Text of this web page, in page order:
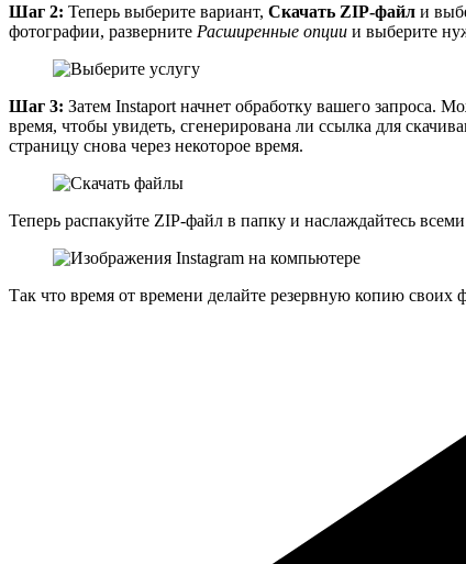
Шаг 2: Теперь выберите вариант, Скачать ZIP-файл и
фотографии, разверните Расширенные опции и выберите
Шаг 3: Затем Instaport начнет обработку вашего запроса.
время, чтобы увидеть, сгенерирована ли ссылка для
страницу снова через некоторое время.
Теперь распакуйте ZIP-файл в папку и наслаждайтесь
Так что время от времени делайте резервную копию